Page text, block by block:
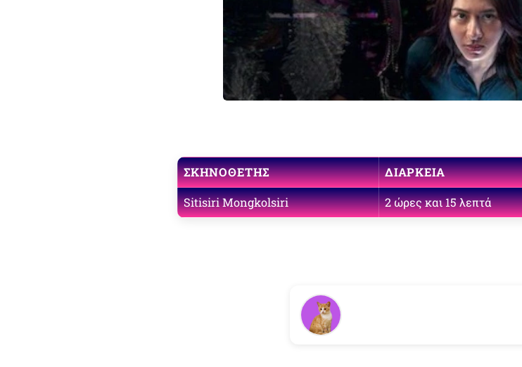
ΣΚΗΝΟΘΈΤΗΣ ΔΙΆΡΚΕΙΑ
Sitisiri Mongkolsiri 2 ώρες και 15 λεπτά